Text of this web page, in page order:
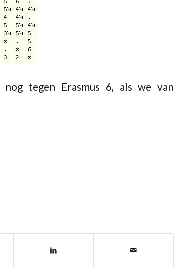
tegen Erasmus 6, als we van